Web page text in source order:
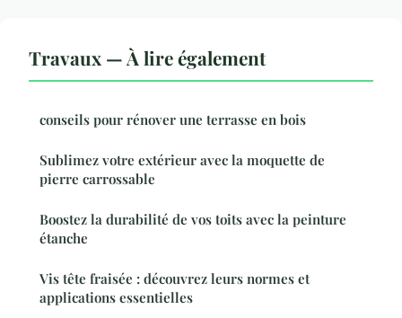
Travaux — À lire également
conseils pour rénover une terrasse en bois
Sublimez votre extérieur avec la moquette de
pierre carrossable
Boostez la durabilité de vos toits avec la peinture
étanche
Vis tête fraisée : découvrez leurs normes et
applications essentielles